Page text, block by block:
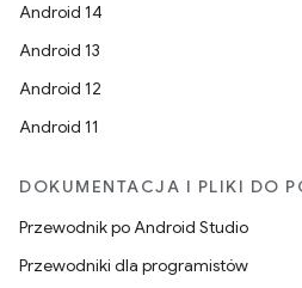
Android 14
Android 13
Android 12
Android 11
DOKUMENTACJA I PLIKI DO
Przewodnik po Android Studio
Przewodniki dla programistów